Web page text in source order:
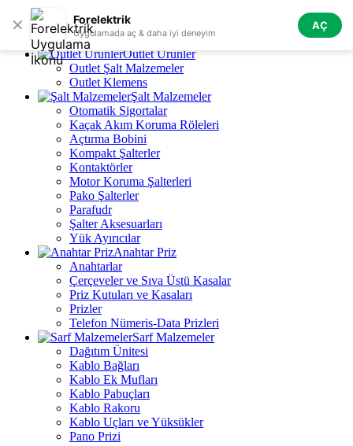
✕ Forelektrik
Uygulamada aç & daha iyi deneyim
AÇ
Skip to navigation Skip to main content
Tüm Kategoriler
Outlet Ürünler
Outlet Şalt Malzemeler
Outlet Klemens
Şalt Malzemeler
Otomatik Sigortalar
Kaçak Akım Koruma Röleleri
Açtırma Bobini
Kompakt Şalterler
Kontaktörler
Motor Koruma Şalterleri
Pako Şalterler
Parafudr
Şalter Aksesuarları
Yük Ayırıcılar
Anahtar Priz
Anahtarlar
Çerçeveler ve Sıva Üstü Kasalar
Priz Kutuları ve Kasaları
Prizler
Telefon Nümeris-Data Prizleri
Sarf Malzemeler
Dağıtım Ünitesi
Kablo Bağları
Kablo Ek Mufları
Kablo Pabuçları
Kablo Rakoru
Kablo Uçları ve Yüksükler
Pano Prizi